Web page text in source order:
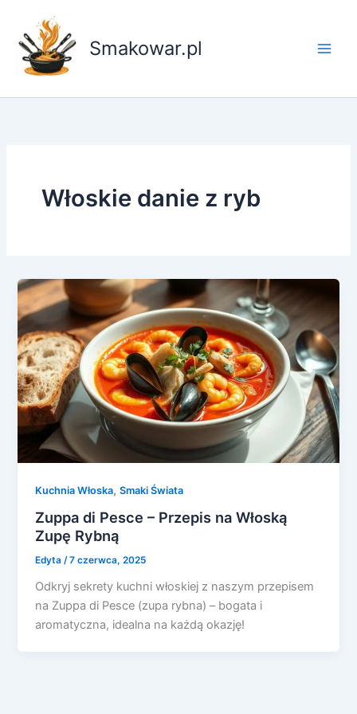
treści
Smakowar.pl
Włoskie danie z ryb
Kuchnia Włoska,Smaki Świata
Zuppa di Pesce – Przepis na Włoską
Zupę Rybną
Edyta/7 czerwca, 2025
Odkryj sekrety kuchni włoskiej z naszym przepisem
na Zuppa di Pesce (zupa rybna) – bogata i
aromatyczna, idealna na każdą okazję!